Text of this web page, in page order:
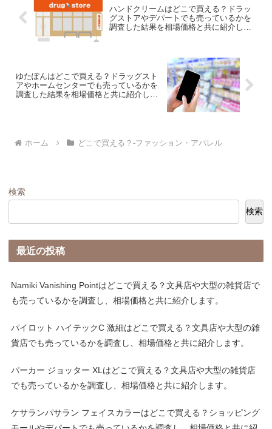
ハンドクリームはどこで買える？ドラッ
グストアやデパートでも売っているかを
調査した結果を相場価格と共に紹介しま
ゆたぽんはどこで買える？ドラッグスト
アやホームセンターでも売っているかを
調査した結果を相場価格と共に紹介しま
ホーム どこで買える？-ファッション・アパレル
検索
検索
最近の投稿
Namiki Vanishing Pointはどこで買える？文具店や大型の雑貨店で
も売っているかを調査し、相場価格と共に紹介します。
パイロット ハイテックC 激細はどこで買える？文具店や大型の雑
貨店でも売っているかを調査し、相場価格と共に紹介します。
パーカー ジョッター XLはどこで買える？文具店や大型の雑貨店
でも売っているかを調査し、相場価格と共に紹介します。
ケサランパサラン フェイスカラーはどこで買える？ショッピング